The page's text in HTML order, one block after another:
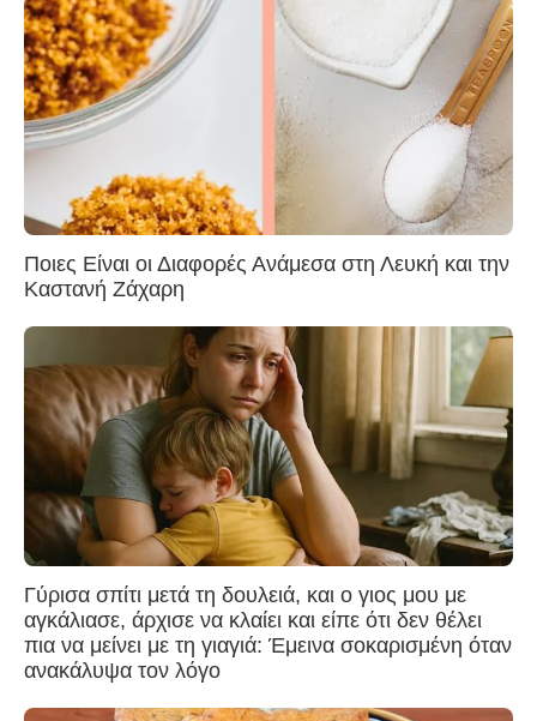
Ποιες Είναι οι Διαφορές Ανάμεσα στη Λευκή και την
Καστανή Ζάχαρη
Γύρισα σπίτι μετά τη δουλειά, και ο γιος μου με
αγκάλιασε, άρχισε να κλαίει και είπε ότι δεν θέλει
πια να μείνει με τη γιαγιά: Έμεινα σοκαρισμένη όταν
ανακάλυψα τον λόγο